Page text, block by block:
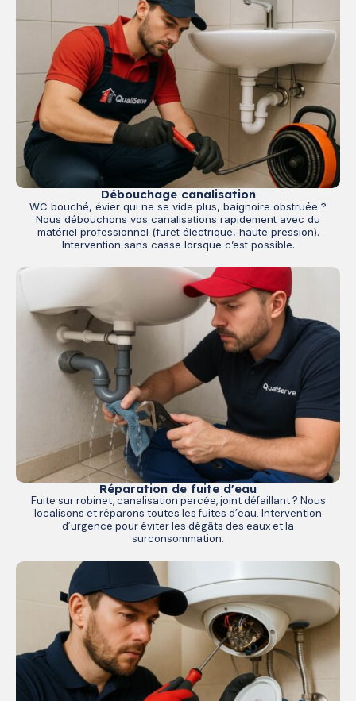
Débouchage canalisation
WC bouché, évier qui ne se vide plus, baignoire obstruée ?
Nous débouchons vos canalisations rapidement avec du
matériel professionnel (furet électrique, haute pression).
Intervention sans casse lorsque c’est possible.
Réparation de fuite d'eau
Fuite sur robinet, canalisation percée, joint défaillant ? Nous
localisons et réparons toutes les fuites d’eau. Intervention
d’urgence pour éviter les dégâts des eaux et la
surconsommation.